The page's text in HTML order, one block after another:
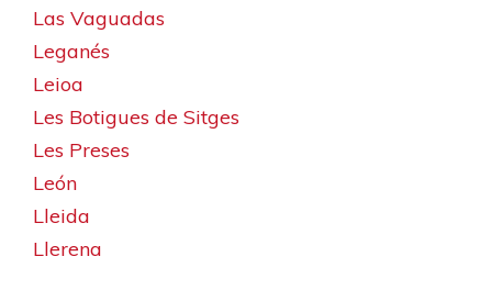
Las Vaguadas
Leganés
Leioa
Les Botigues de Sitges
Les Preses
León
Lleida
Llerena